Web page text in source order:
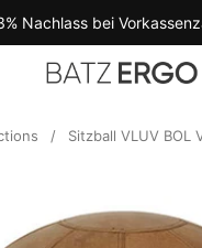
Nachlass bei
/ Sitzball VLUV BOL